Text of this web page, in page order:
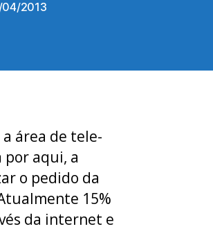
04/2013
área de tele-
por aqui, a
o pedido da
15%
da internet e